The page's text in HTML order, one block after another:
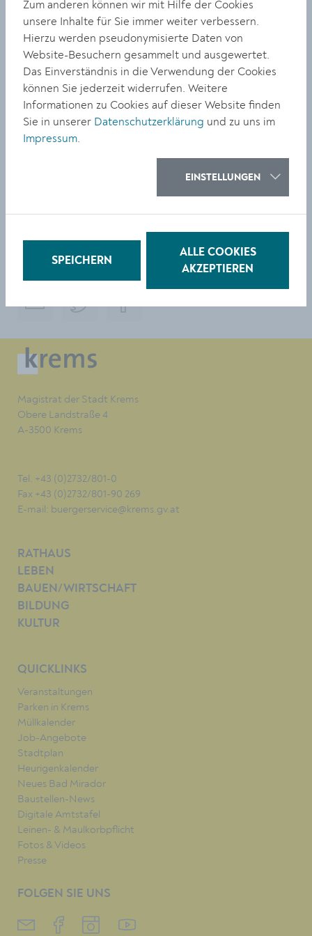
Elementaren Musikunterricht schnuppern
Was heißt Elementare Musikerziehung und musikalische
Grundschulung genau? Wer sich unter diesen
Begriffen wenig vorstellen kann, kann zum Schnuppern
kommen: Einen Kennernlern-Nachmittag gibt es noch
vor den Ferien am 1. Juli. Dafür ist eine Anmeldung
notwendig.
Anmeldung für die Musikschule 2021/22: Mo bis Do, 8-
Schnupperstunde: Do, 1. Juli, 14 Uhr (Anmeldung!);
TEILEN
Magistrat der Stadt Krems
Obere Landstraße 4
A-3500 Krems
Tel. +43 (0)2732/801-0
Fax +43 (0)2732/801-90 269
E-mail: buergerservice@krems.gv.at
RATHAUS
LEBEN
BAUEN/WIRTSCHAFT
BILDUNG
KULTUR
QUICKLINKS
Veranstaltungen
Parken in Krems
Müllkalender
Job-Angebote
Stadtplan
Heurigenkalender
Neues Bad Mirador
Baustellen-News
Digitale Amtstafel
Leinen- & Maulkorbpflicht
Fotos & Videos
Presse
FOLGEN SIE UNS
Zum anderen können wir mit Hilfe der Cookies
unsere Inhalte für Sie immer weiter verbessern.
Hierzu werden pseudonymisierte Daten von
Website-Besuchern gesammelt und ausgewertet.
Das Einverständnis in die Verwendung der Cookies
können Sie jederzeit widerrufen. Weitere
Informationen zu Cookies auf dieser Website finden
Sie in unserer Datenschutzerklärung und zu uns im
Impressum.
EINSTELLUNGEN
SPEICHERN
ALLE COOKIES
AKZEPTIEREN